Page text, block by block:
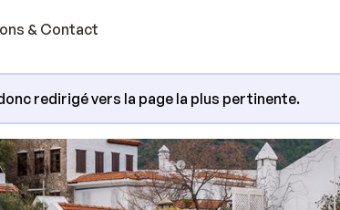
& Contact
redirigé vers la page la plus pertinente.